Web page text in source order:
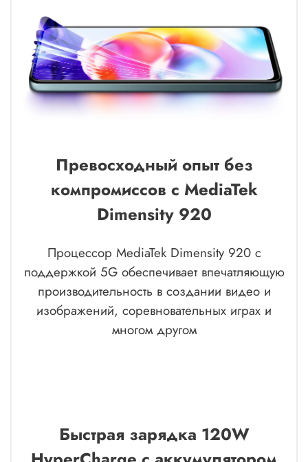
Превосходный опыт без
компромиссов с MediaTek
Dimensity 920
Процессор MediaTek Dimensity 920 с
поддержкой 5G обеспечивает впечатляющую
производительность в создании видео и
изображений, соревновательных играх и
многом другом
Быстрая зарядка 120W